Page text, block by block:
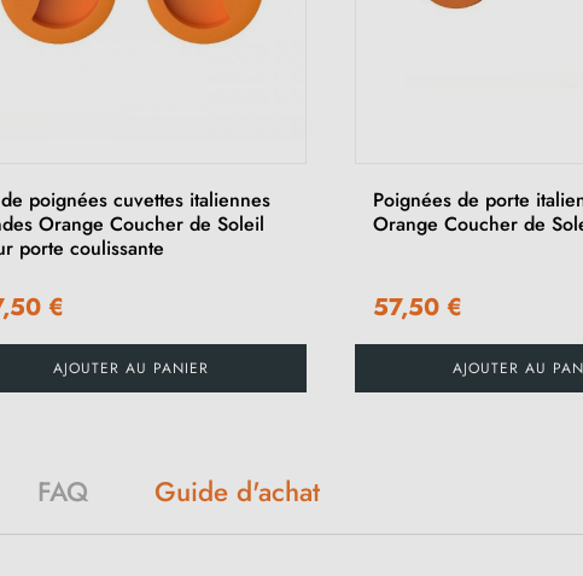
poignées cuvettes italiennes
Orange Coucher de Soleil
porte coulissante
€
AJOUTER AU PANIER
Poignées de porte
Orange Coucher de
57,50 €
AJOUTER AU
FAQ Guide d'achat